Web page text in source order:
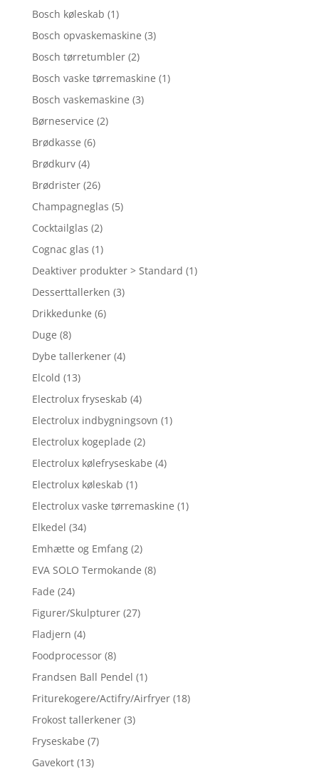
Bosch køleskab (1)
Bosch opvaskemaskine (3)
Bosch tørretumbler (2)
Bosch vaske tørremaskine (1)
Bosch vaskemaskine (3)
Børneservice (2)
Brødkasse (6)
Brødkurv (4)
Brødrister (26)
Champagneglas (5)
Cocktailglas (2)
Cognac glas (1)
Deaktiver produkter > Standard (1)
Desserttallerken (3)
Drikkedunke (6)
Duge (8)
Dybe tallerkener (4)
Elcold (13)
Electrolux fryseskab (4)
Electrolux indbygningsovn (1)
Electrolux kogeplade (2)
Electrolux kølefryseskabe (4)
Electrolux køleskab (1)
Electrolux vaske tørremaskine (1)
Elkedel (34)
Emhætte og Emfang (2)
EVA SOLO Termokande (8)
Fade (24)
Figurer/Skulpturer (27)
Fladjern (4)
Foodprocessor (8)
Frandsen Ball Pendel (1)
Friturekogere/Actifry/Airfryer (18)
Frokost tallerkener (3)
Fryseskabe (7)
Gavekort (13)